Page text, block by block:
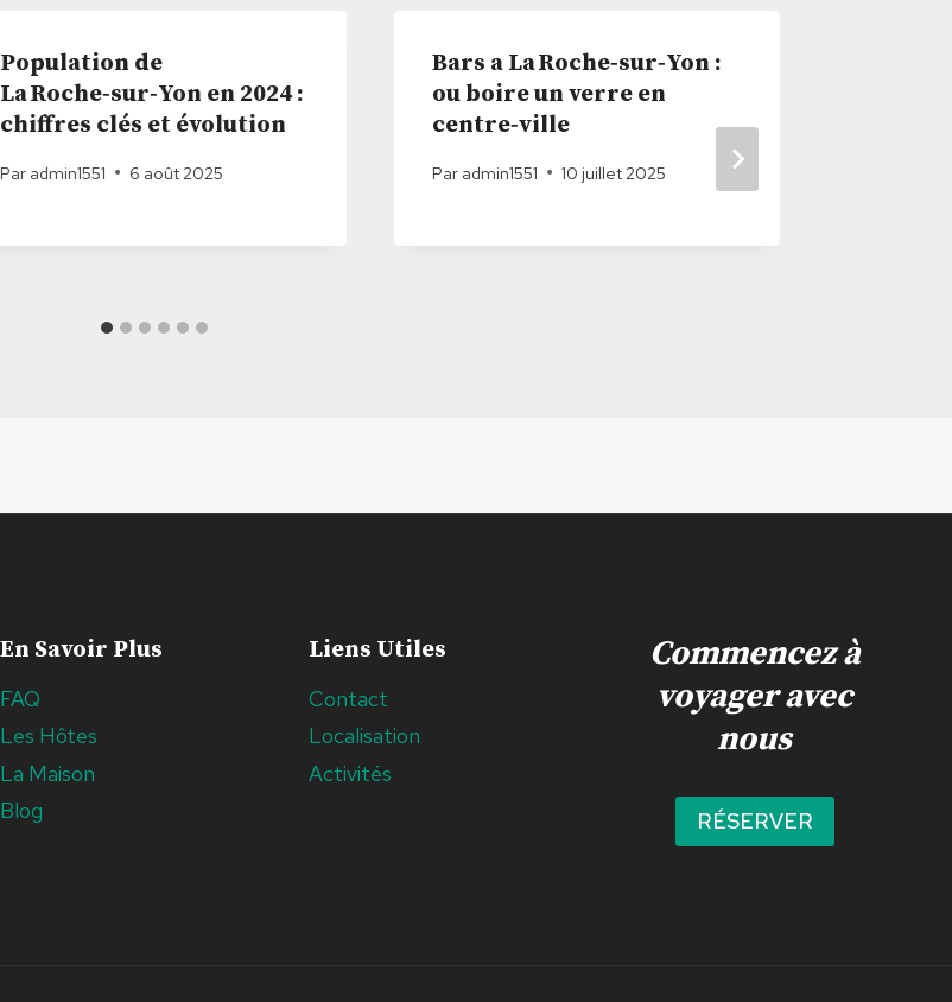
Population de
La Roche‑sur‑Yon en 2024 :
chiffres clés et évolution
Par admin1551 6 août 2025
Bars a La Roche‑sur‑Yon :
ou boire un verre en
centre‑ville
Par admin1551 10 juillet 2025
En Savoir Plus
FAQ
Les Hôtes
La Maison
Blog
Liens Utiles
Contact
Localisation
Activités
Commencez à
voyager avec
nous
RÉSERVER